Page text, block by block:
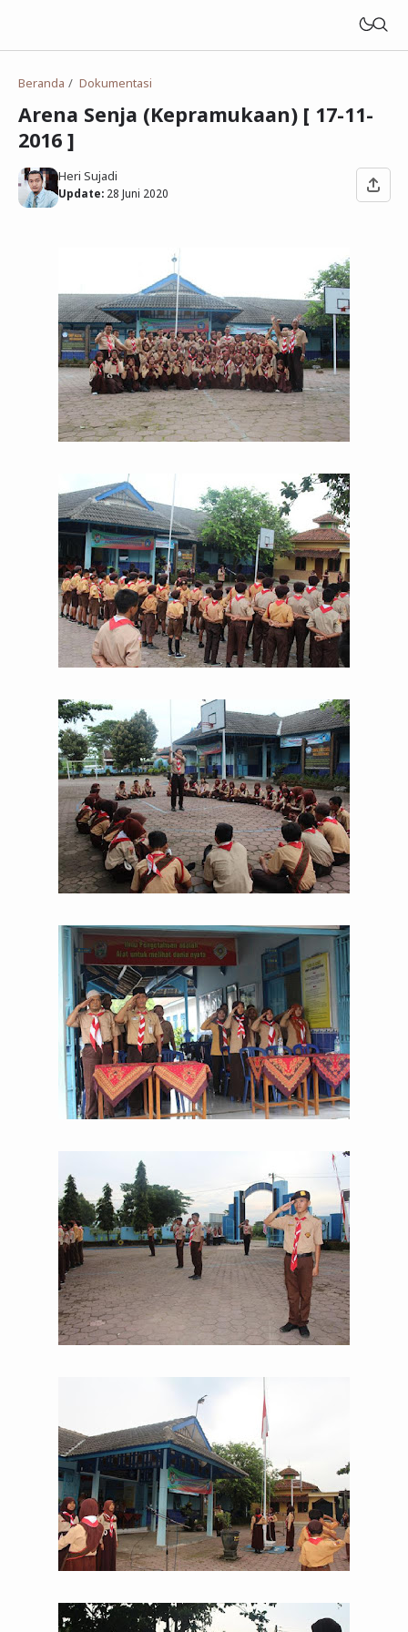
Beranda Dokumentasi
Arena Senja (Kepramukaan) [ 17-11-
2016 ]
Heri Sujadi
Update: 28 Juni 2020